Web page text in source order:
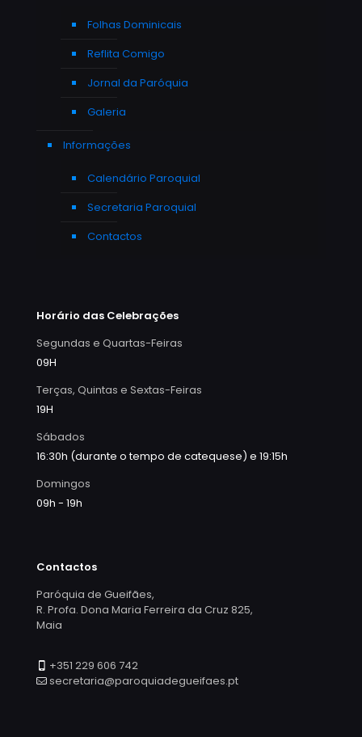
Folhas Dominicais
Reflita Comigo
Jornal da Paróquia
Galeria
Informações
Calendário Paroquial
Secretaria Paroquial
Contactos
Horário das Celebrações
Segundas e Quartas-Feiras
09H
Terças, Quintas e Sextas-Feiras
19H
Sábados
16:30h (durante o tempo de catequese) e 19:15h
Domingos
09h - 19h
Contactos
Paróquia de Gueifães,
R. Profa. Dona Maria Ferreira da Cruz 825,
Maia
+351 229 606 742
secretaria@paroquiadegueifaes.pt